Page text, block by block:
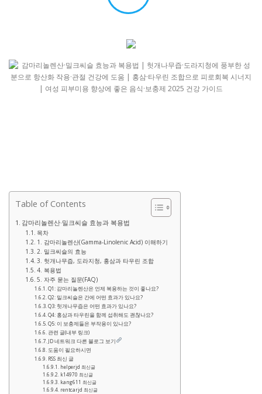
Table of Contents
감마리놀렌산·밀크씨슬 효능과 복용법
목차
1. 감마리놀렌산(Gamma-Linolenic Acid) 이해하기
2. 밀크씨슬의 효능
3. 헛개나무즙, 도라지청, 홍삼과 타우린 조합
4. 복용법
5. 자주 묻는 질문(FAQ)
Q1: 감마리놀렌산은 언제 복용하는 것이 좋나요?
Q2: 밀크씨슬은 간에 어떤 효과가 있나요?
Q3: 헛개나무즙은 어떤 효과가 있나요?
Q4: 홍삼과 타우린을 함께 섭취해도 괜찮나요?
Q5: 이 보충제들은 부작용이 있나요?
관련 글(내부 링크)
JD 네트워크 다른 블로그 보기
도움이 필요하시면
RSS 최신 글
helperjd 최신글
k14970 최신글
kang611 최신글
rentcarjd 최신글